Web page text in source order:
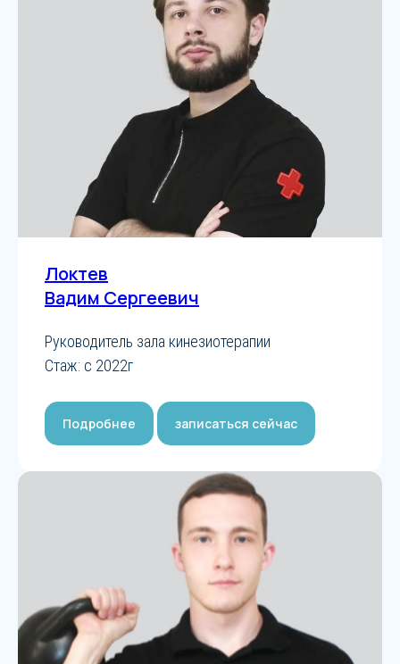
Локтев
Вадим Сергеевич
Руководитель зала кинезиотерапии
Стаж: с 2022г
Подробнее записаться сейчас